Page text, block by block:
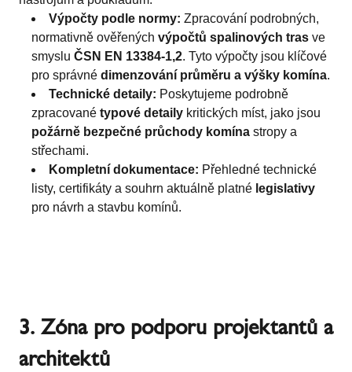
Výpočty podle normy: Zpracování podrobných,
normativně ověřených výpočtů spalinových tras ve
smyslu ČSN EN 13384-1,2. Tyto výpočty jsou klíčové
pro správné dimenzování průměru a výšky komína.
Technické detaily: Poskytujeme podrobně
zpracované typové detaily kritických míst, jako jsou
požárně bezpečné průchody komína stropy a
střechami.
Kompletní dokumentace: Přehledné technické
listy, certifikáty a souhrn aktuálně platné legislativy
pro návrh a stavbu komínů.
3. Zóna pro podporu projektantů a
architektů